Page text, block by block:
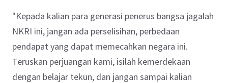
"Kepada kalian para generasi penerus bangsa jagalah
NKRI ini, jangan ada perselisihan, perbedaan
pendapat yang dapat memecahkan negara ini.
Teruskan perjuangan kami, isilah kemerdekaan
dengan belajar tekun, dan jangan sampai kalian